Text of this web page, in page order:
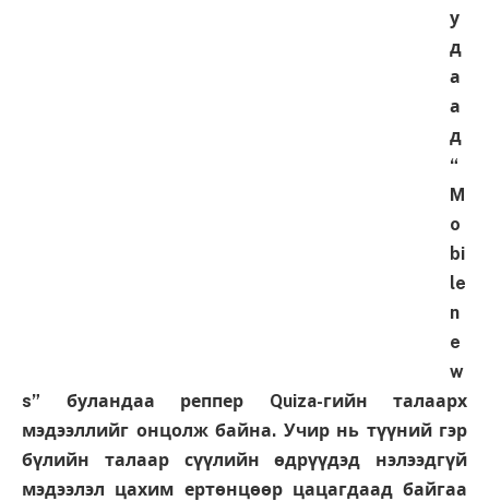
у
д
а
а
д
“
M
o
bi
le
n
e
w
s” буландаа реппер Quiza-гийн талаарх
мэдээллийг онцолж байна. Учир нь түүний гэр
бүлийн талаар сүүлийн өдрүүдэд нэлээдгүй
мэдээлэл цахим ертөнцөөр цацагдаад байгаа